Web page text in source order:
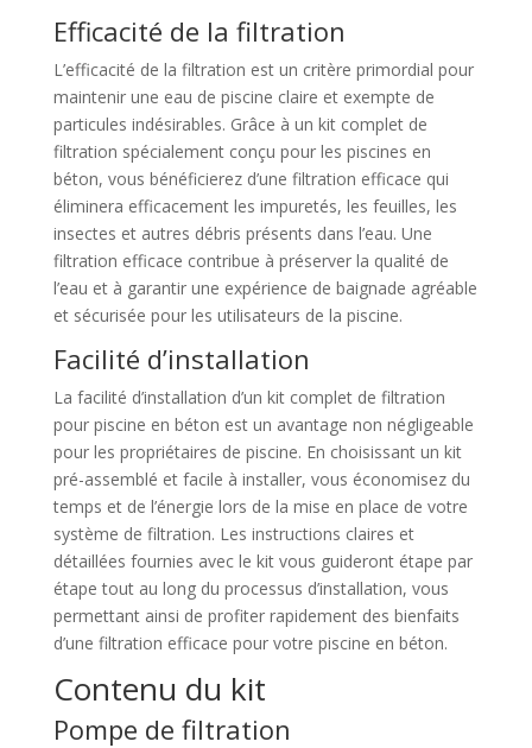
Efficacité de la filtration
L’efficacité de la filtration est un critère primordial pour
maintenir une eau de piscine claire et exempte de
particules indésirables. Grâce à un kit complet de
filtration spécialement conçu pour les piscines en
béton, vous bénéficierez d’une filtration efficace qui
éliminera efficacement les impuretés, les feuilles, les
insectes et autres débris présents dans l’eau. Une
filtration efficace contribue à préserver la qualité de
l’eau et à garantir une expérience de baignade agréable
et sécurisée pour les utilisateurs de la piscine.
Facilité d’installation
La facilité d’installation d’un kit complet de filtration
pour piscine en béton est un avantage non négligeable
pour les propriétaires de piscine. En choisissant un kit
pré-assemblé et facile à installer, vous économisez du
temps et de l’énergie lors de la mise en place de votre
système de filtration. Les instructions claires et
détaillées fournies avec le kit vous guideront étape par
étape tout au long du processus d’installation, vous
permettant ainsi de profiter rapidement des bienfaits
d’une filtration efficace pour votre piscine en béton.
Contenu du kit
Pompe de filtration